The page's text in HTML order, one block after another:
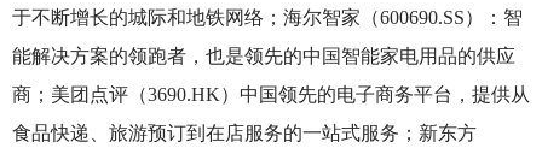
于不断增长的城际和地铁网络；海尔智家（600690.SS）：智
能解决方案的领跑者，也是领先的中国智能家电用品的供应
商；美团点评（3690.HK）中国领先的电子商务平台，提供从
食品快递、旅游预订到在店服务的一站式服务；新东方